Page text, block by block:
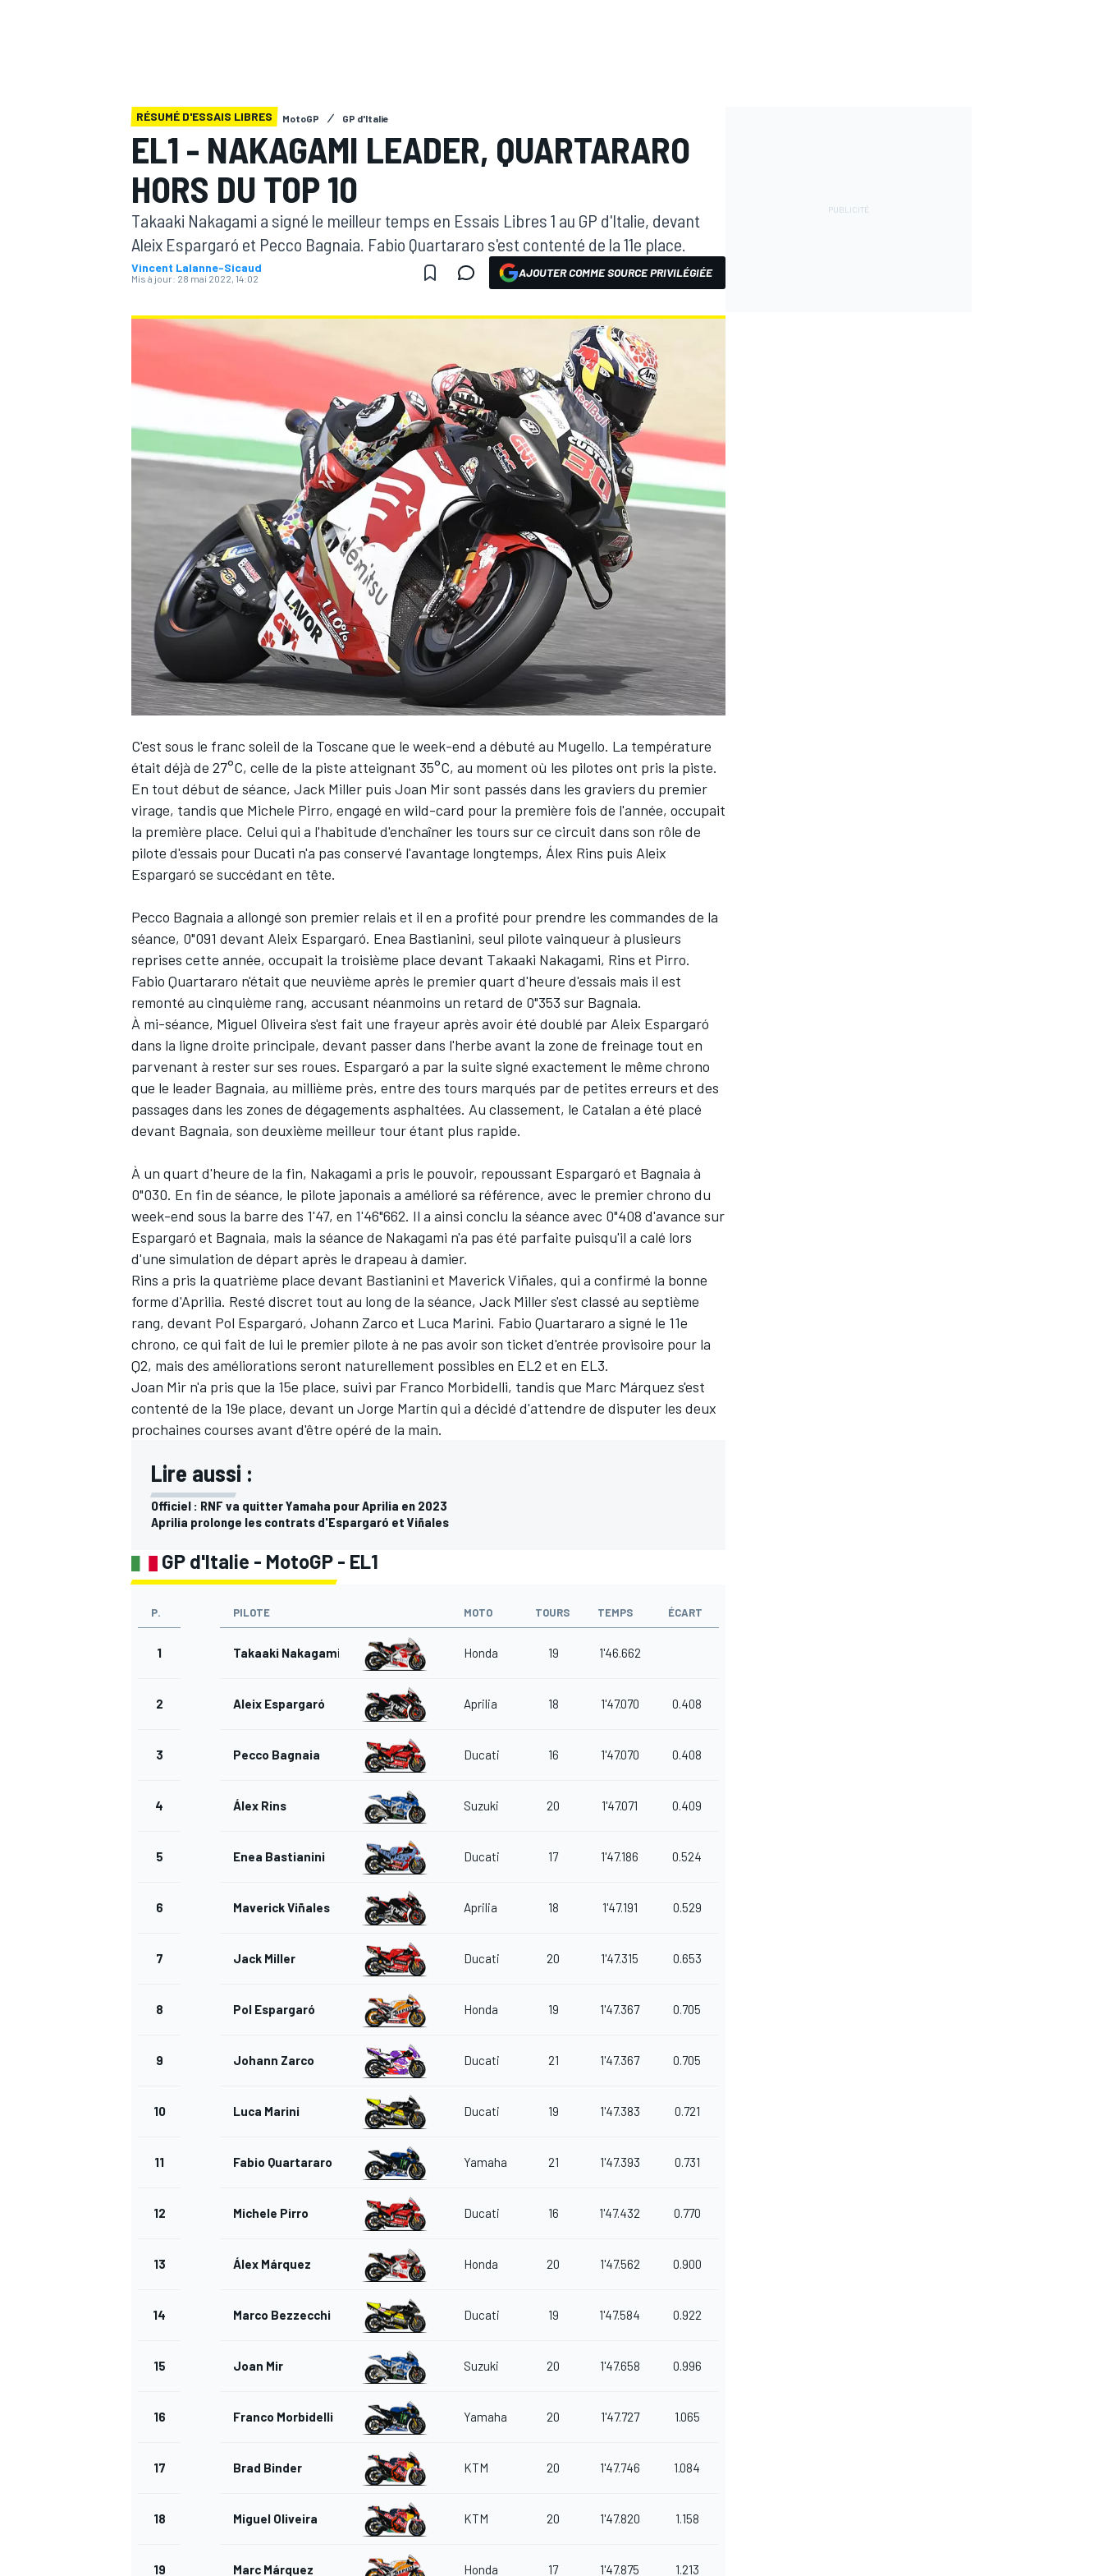
MOTOGP
WEC
AUTRES CHAMPIONNATS
RÉSUMÉ D'ESSAIS LIBRES MotoGP GP d'Italie
EL1 - NAKAGAMI LEADER, QUARTARARO
HORS DU TOP 10
Takaaki Nakagami a signé le meilleur temps en Essais Libres 1 au GP d'Italie, devant
Aleix Espargaró et Pecco Bagnaia. Fabio Quartararo s'est contenté de la 11e place.
Vincent Lalanne-Sicaud
Mis à jour: 28 mai 2022, 14:02 AJOUTER COMME SOURCE PRIVILÉGIÉE
C'est sous le franc soleil de la Toscane que le week-end a débuté au Mugello. La température
était déjà de 27°C, celle de la piste atteignant 35°C, au moment où les pilotes ont pris la piste.
En tout début de séance, Jack Miller puis Joan Mirsont passés dans les graviers du premier
virage, tandis que Michele Pirro, engagé en wild-card pour la première fois de l'année, occupait
la première place. Celui qui a l'habitude d'enchaîner les tours sur ce circuit dans son rôle de
pilote d'essais pour Ducati n'a pas conservé l'avantage longtemps, Álex Rins puis Aleix
Espargaró se succédant en tête.
Pecco Bagnaia a allongé son premier relais et il en a profité pour prendre les commandes de la
séance, 0"091 devant Aleix Espargaró. Enea Bastianini, seul pilote vainqueur à plusieurs
reprises cette année, occupait la troisième place devant Takaaki Nakagami, Rins et Pirro.
Fabio Quartararo n'était que neuvième après le premier quart d'heure d'essais mais il est
remonté au cinquième rang, accusant néanmoins un retard de 0"353 sur Bagnaia.
À mi-séance, Miguel Oliveira s'est fait une frayeur après avoir été doublé par Aleix Espargaró
dans la ligne droite principale, devant passer dans l'herbe avant la zone de freinage tout en
parvenant à rester sur ses roues. Espargaró a par la suite signé exactement le même chrono
que le leader Bagnaia, au millième près, entre des tours marqués par de petites erreurs et des
passages dans les zones de dégagements asphaltées. Au classement, le Catalan a été placé
devant Bagnaia, son deuxième meilleur tour étant plus rapide.
À un quart d'heure de la fin, Nakagami a pris le pouvoir, repoussant Espargaró et Bagnaia à
0"030. En fin de séance, le pilote japonais a amélioré sa référence, avec le premier chrono du
week-end sous la barre des 1'47, en 1'46"662. Il a ainsi conclu la séance avec 0"408 d'avance sur
Espargaró et Bagnaia, mais la séance de Nakagami n'a pas été parfaite puisqu'il a calé lors
d'une simulation de départ après le drapeau à damier.
Rins a pris la quatrième place devant Bastianini et Maverick Viñales, qui a confirmé la bonne
forme d'Aprilia. Resté discret tout au long de la séance, Jack Miller s'est classé au septième
rang, devant Pol Espargaró, Johann Zarco et Luca Marini. Fabio Quartararo a signé le 11e
chrono, ce qui fait de lui le premier pilote à ne pas avoir son ticket d'entrée provisoire pour la
Q2, mais des améliorations seront naturellement possibles en EL2 et en EL3.
Joan Mir n'a pris que la 15e place, suivi par Franco Morbidelli, tandis que Marc Márquez s'est
contenté de la 19e place, devant un Jorge Martín qui a décidé d'attendre de disputer les deux
prochaines courses avant d'être opéré de la main.
Lire aussi :
Officiel : RNF va quitter Yamaha pour Aprilia en 2023
Aprilia prolonge les contrats d'Espargaró et Viñales
GP d'Italie - MotoGP - EL1
P. PILOTE MOTO TOURS TEMPS ÉCART
1 Takaaki Nakagami Honda 19 1'46.662
2 Aleix Espargaró Aprilia 18 1'47.070 0.408
3 Pecco Bagnaia Ducati 16 1'47.070 0.408
4 Álex Rins Suzuki 20 1'47.071 0.409
5 Enea Bastianini Ducati 17 1'47.186 0.524
6 Maverick Viñales Aprilia 18 1'47.191 0.529
7 Jack Miller Ducati 20 1'47.315 0.653
8 Pol Espargaró Honda 19 1'47.367 0.705
9 Johann Zarco Ducati 21 1'47.367 0.705
10 Luca Marini Ducati 19 1'47.383 0.721
11 Fabio Quartararo Yamaha 21 1'47.393 0.731
12 Michele Pirro Ducati 16 1'47.432 0.770
13 Álex Márquez Honda 20 1'47.562 0.900
14 Marco Bezzecchi Ducati 19 1'47.584 0.922
15 Joan Mir Suzuki 20 1'47.658 0.996
16 Franco Morbidelli Yamaha 20 1'47.727 1.065
17 Brad Binder KTM 20 1'47.746 1.084
18 Miguel Oliveira KTM 20 1'47.820 1.158
19 Marc Márquez Honda 17 1'47.875 1.213